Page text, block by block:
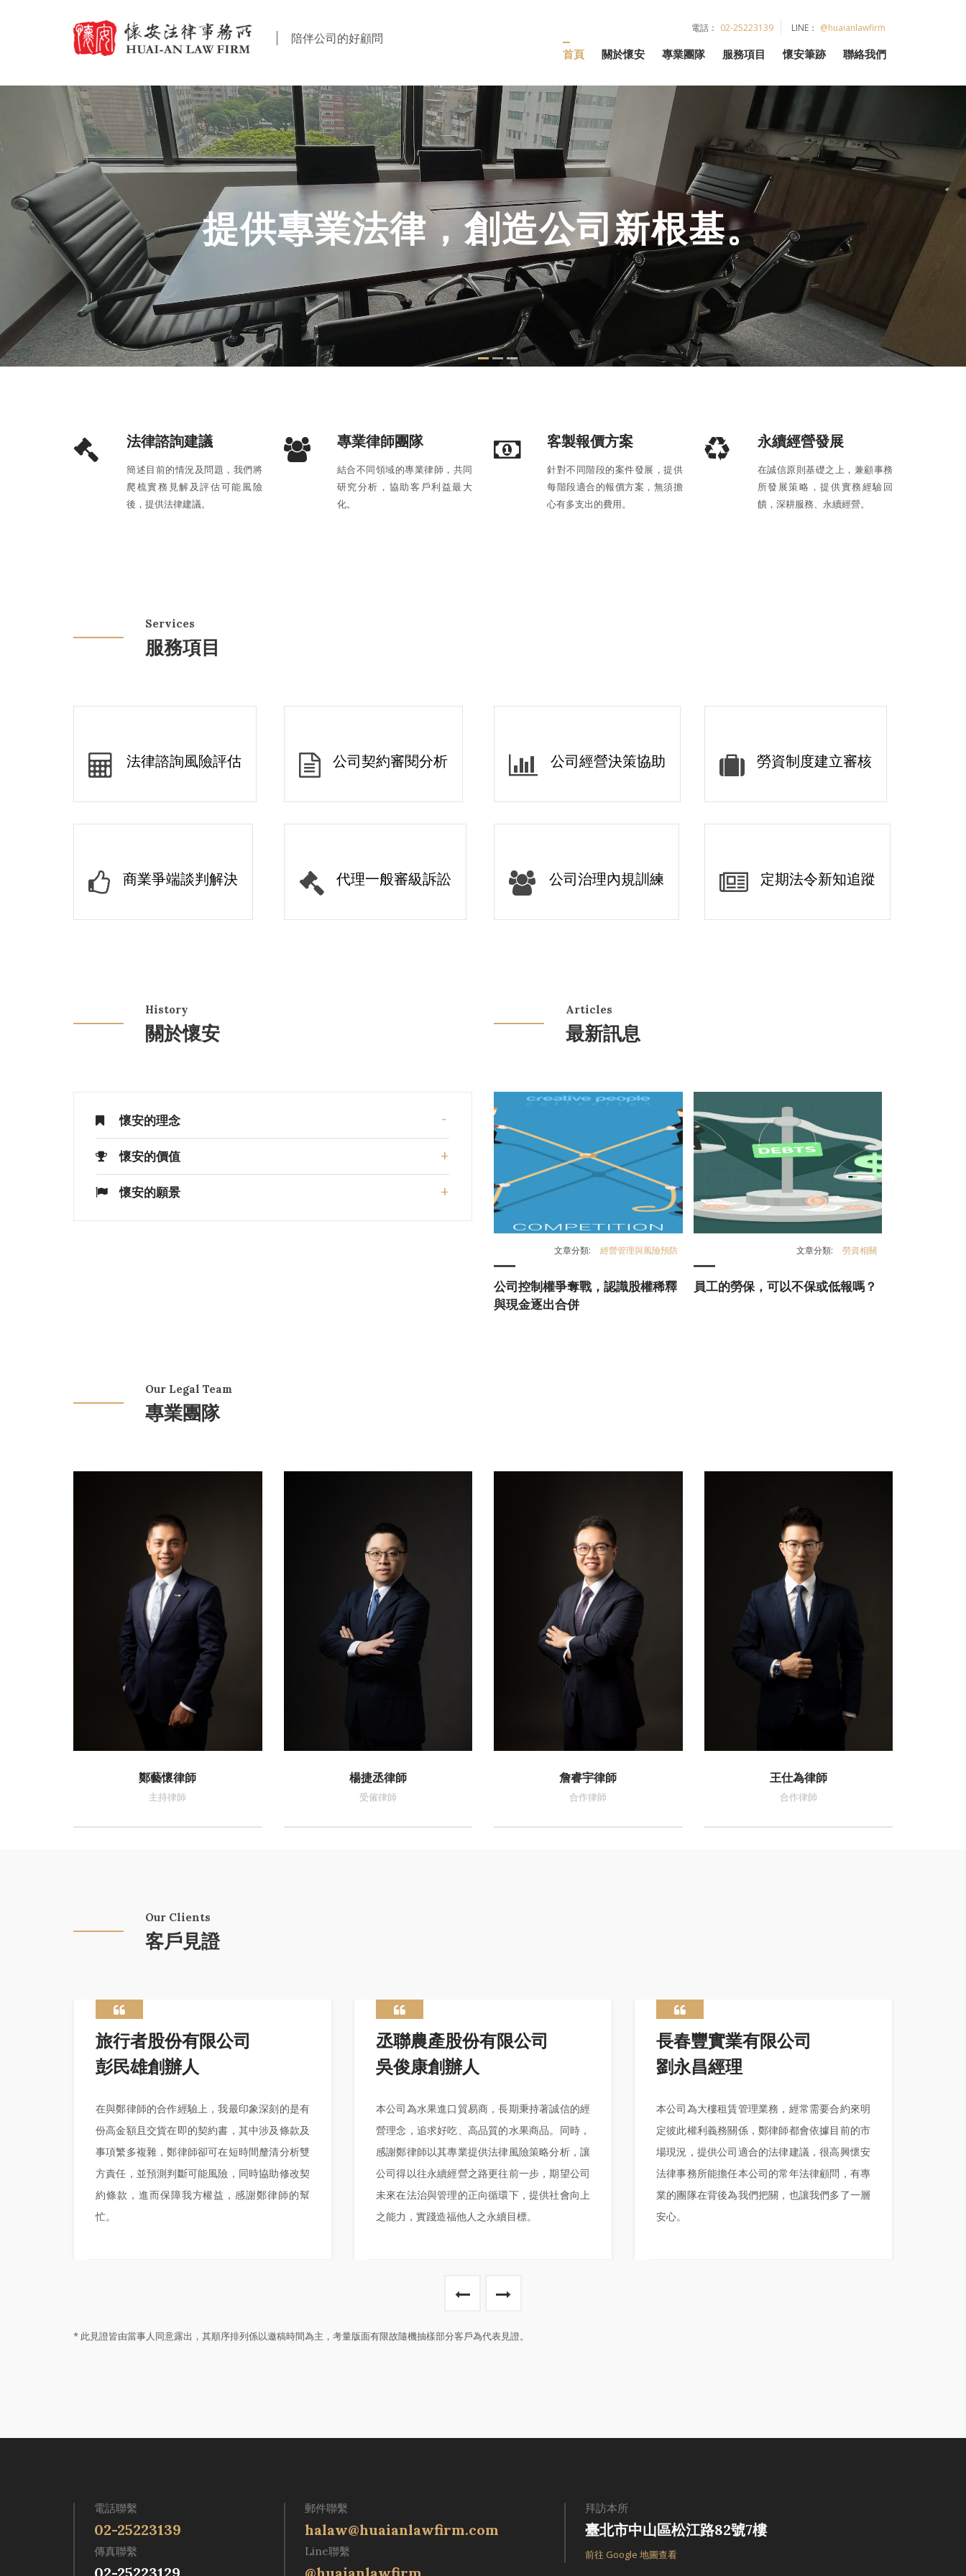
陪伴公司的好顧問
電話： 02-25223139 LINE： @huaianlawfirm
⾸⾴ 關於懷安 專業團隊 服務項目 懷安筆跡 聯絡我們
提供專業法律，創造公司新根基。
法律諮詢建議
簡述目前的情況及問題，我們將
爬梳實務見解及評估可能風險
後，提供法律建議。
專業律師團隊
結合不同領域的專業律師，共同
研究分析，協助客戶利益最大
化。
客製報價方案
針對不同階段的案件發展，提供
每階段適合的報價方案，無須擔
心有多支出的費用。
永續經營發展
在誠信原則基礎之上，兼顧事務
所發展策略，提供實務經驗回
饋，深耕服務、永續經營。
Services
服務項目
法律諮詢風險評估 公司契約審閱分析 公司經營決策協助 勞資制度建立審核
商業爭端談判解決 代理⼀般審級訴訟 公司治理內規訓練 定期法令新知追蹤
History
關於懷安
懷安的理念
懷安的價值
懷安的願景
Articles
最新訊息
文章分類: 經營管理與風險預防
公司控制權爭奪戰，認識股權稀釋
與現金逐出合併
文章分類: 勞資相關
員工的勞保，可以不保或低報嗎？
Our Legal Team
專業團隊
鄭藝懷律師
主持律師
楊捷丞律師
受僱律師
詹睿宇律師
合作律師
王仕為律師
合作律師
Our Clients
客戶見證
旅行者股份有限公司
彭民雄創辦人
在與鄭律師的合作經驗上，我最印象深刻的是有
份高金額且交貨在即的契約書，其中涉及條款及
事項繁多複雜，鄭律師卻可在短時間釐清分析雙
方責任，並預測判斷可能風險，同時協助修改契
約條款，進而保障我方權益，感謝鄭律師的幫
忙。
丞聯農產股份有限公司
吳俊康創辦人
本公司為水果進口貿易商，長期秉持著誠信的經
營理念，追求好吃、高品質的水果商品。同時，
感謝鄭律師以其專業提供法律風險策略分析，讓
公司得以往永續經營之路更往前一步，期望公司
未來在法治與管理的正向循環下，提供社會向上
之能力，實踐造福他人之永續目標。
長春豐實業有限公司
劉永昌經理
本公司為大樓租賃管理業務，經常需要合約來明
定彼此權利義務關係，鄭律師都會依據目前的市
場現況，提供公司適合的法律建議，很高興懷安
法律事務所能擔任本公司的常年法律顧問，有專
業的團隊在背後為我們把關，也讓我們多了一層
安心。
* 此見證皆由當事人同意露出，其順序排列係以邀稿時間為主，考量版面有限故隨機抽樣部分客戶為代表見證。
電話聯繫
02-25223139
傳真聯繫
郵件聯繫
halaw@huaianlawfirm.com
Line聯繫
拜訪本所
臺北市中山區松江路82號7樓
前往 Google 地圖查看